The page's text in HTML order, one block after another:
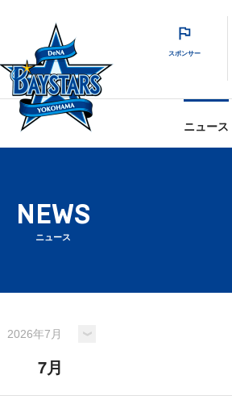
スポンサー
ニュース
NEWS
ニュース
7月